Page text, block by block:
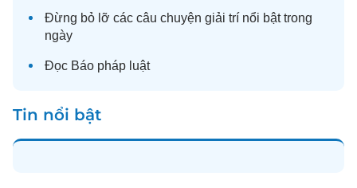
Đừng bỏ lỡ các câu chuyện giải trí nổi bật trong
ngày
Đọc Báo pháp luật
Tin nổi bật